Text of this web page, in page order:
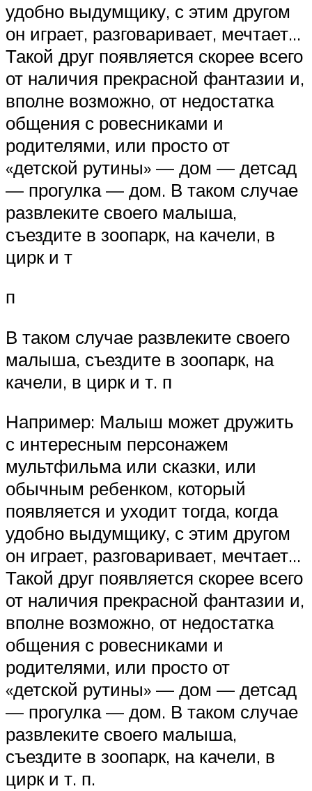
удобно выдумщику, с этим другом
он играет, разговаривает, мечтает…
Такой друг появляется скорее всего
от наличия прекрасной фантазии и,
вполне возможно, от недостатка
общения с ровесниками и
родителями, или просто от
«детской рутины» — дом — детсад
— прогулка — дом. В таком случае
развлеките своего малыша,
съездите в зоопарк, на качели, в
цирк и т
п
В таком случае развлеките своего
малыша, съездите в зоопарк, на
качели, в цирк и т. п
Например: Малыш может дружить
с интересным персонажем
мультфильма или сказки, или
обычным ребенком, который
появляется и уходит тогда, когда
удобно выдумщику, с этим другом
он играет, разговаривает, мечтает…
Такой друг появляется скорее всего
от наличия прекрасной фантазии и,
вполне возможно, от недостатка
общения с ровесниками и
родителями, или просто от
«детской рутины» — дом — детсад
— прогулка — дом. В таком случае
развлеките своего малыша,
съездите в зоопарк, на качели, в
цирк и т. п.